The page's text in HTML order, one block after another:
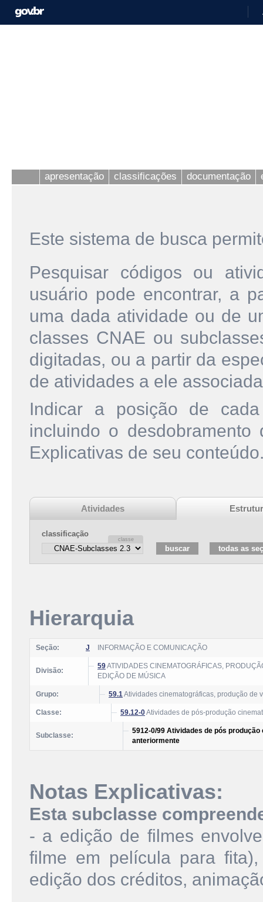
apresentação classificações documentação
Este sistema de busca
Pesquisar códigos ou
usuário pode encontrar, a
uma dada atividade ou de
classes CNAE ou
digitadas, ou a partir da
de atividades a ele
Indicar a posição de
incluindo o
Explicativas de seu
Atividades
classificação
Hierarquia
Seção: J INFORMAÇÃO E COMUNICAÇÃO
Divisão:
59ATIVIDADES CINEMATOGRÁFICAS,
EDIÇÃO DE MÚSICA
Grupo: 59.1Atividades cinematográficas, produção de
Classe: 59.12-0Atividades de pós-produção
Subclasse:
5912-0/99 Atividades de pós
anteriormente
Notas Explicativas:
Esta subclasse
- a edição de filmes
filme em película para
edição dos créditos,